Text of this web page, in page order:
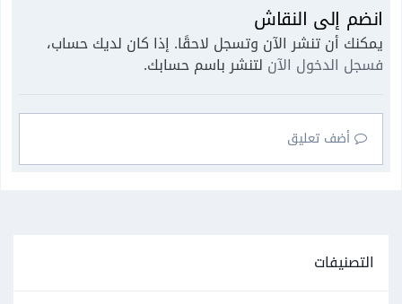
انضم إلى النقاش
يمكنك أن تنشر الآن وتسجل لاحقًا. إذا كان لديك حساب،
فسجل الدخول الآن لتنشر باسم حسابك.
أضف تعليق
التصنيفات